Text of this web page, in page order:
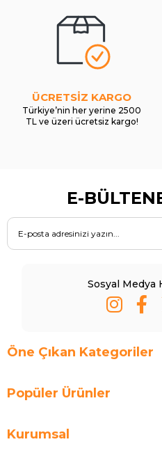
ÜCRETSİZ KARGO
Türkiye’nin her yerine 2500
TL ve üzeri ücretsiz kargo!
E-
Sosyal Medya
Öne Çıkan Kategoriler
Popüler Ürünler
Kurumsal